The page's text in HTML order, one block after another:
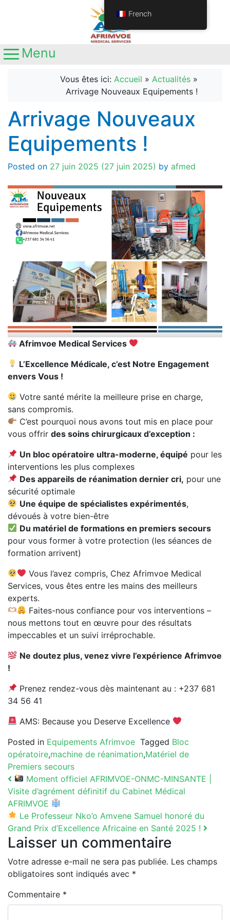
Appelez-nous
+237681345641
Localisation
Nkolbisson, Carrefour Station Ola
Main Navigation
Menu
Vous êtes ici: Accueil » Actualités »
Arrivage Nouveaux Equipements !
Arrivage Nouveaux
Equipements !
Posted on 27 juin 2025 (27 juin 2025) by afmed
Afrimvoe Medical Services
L’Excellence Médicale, c’est Notre Engagement
envers Vous !
Votre santé mérite la meilleure prise en charge,
sans compromis.
C’est pourquoi nous avons tout mis en place pour
vous offrir des soins chirurgicaux d’exception :
Un bloc opératoire ultra-moderne, équipé pour les
interventions les plus complexes
Des appareils de réanimation dernier cri, pour une
sécurité optimale
Une équipe de spécialistes expérimentés,
dévoués à votre bien-être
Du matériel de formations en premiers secours
pour vous former à votre protection (les séances de
formation arrivent)
Vous l’avez compris, Chez Afrimvoe Medical
Services, vous êtes entre les mains des meilleurs
experts.
Faites-nous confiance pour vos interventions –
nous mettons tout en œuvre pour des résultats
impeccables et un suivi irréprochable.
Ne doutez plus, venez vivre l’expérience Afrimvoe
!
Prenez rendez-vous dès maintenant au : +237 681
34 56 41
AMS: Because you Deserve Excellence
Posted in Equipements Afrimvoe Tagged Bloc
opératoire,machine de réanimation,Matériel de
Premiers secours
Navigation
Moment officiel AFRIMVOE-ONMC-MINSANTE |
Visite d’agrément définitif du Cabinet Médical
AFRIMVOE
Le Professeur Nko’o Amvene Samuel honoré du
Grand Prix d’Excellence Africaine en Santé 2025 !
Laisser un commentaire
Votre adresse e-mail ne sera pas publiée. Les champs
obligatoires sont indiqués avec *
Commentaire *
French